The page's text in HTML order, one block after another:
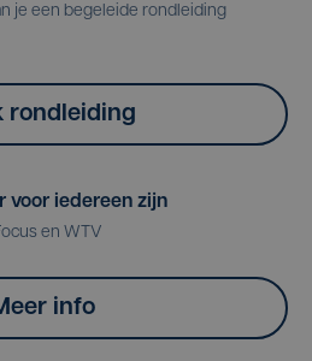
je een begeleide rondleiding
rondleiding
voor iedereen zijn
en WTV
info